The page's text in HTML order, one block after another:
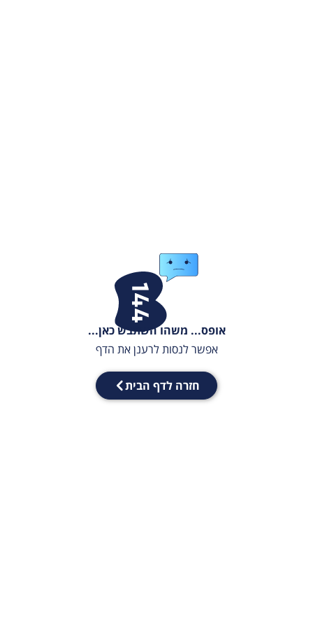
אופס... משהו השתבש כאן...
אפשר לנסות לרענן את הדף
חזרה לדף הבית